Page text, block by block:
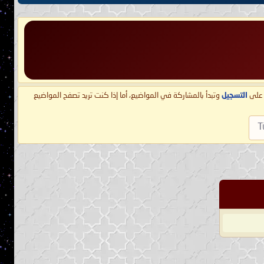
على التسجيل وتبدأ بالمشاركة في المواضيع، أما إذا كنت تريد تصفح المواضيع